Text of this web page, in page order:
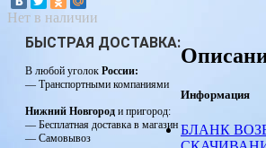
Нет в наличии
БЫСТРАЯ ДОСТАВКА:
В любой уголок России:
— Транспортными компаниями
Нижний Новгород и пригород:
— Бесплатная доставка в магазин
— Самовывоз
Информация
БЛАНК